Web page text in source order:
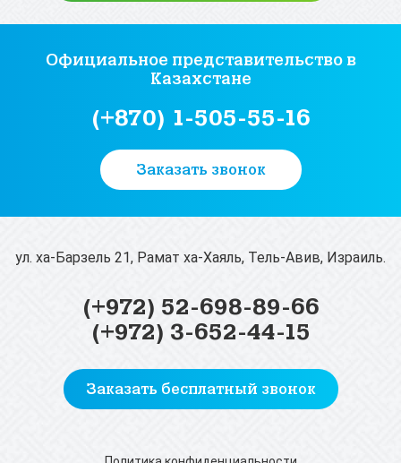
Официальное представительство в
Казахстане
(+870) 1-505-55-16
Заказать звонок
(+972) 52-698-89-66
(+972) 3-652-44-15
Заказать бесплатный звонок
ул. ха-Барзель 21, Рамат ха-Хаяль, Тель-Авив, Израиль.